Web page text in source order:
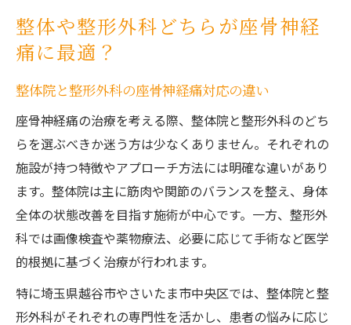
整体や整形外科どちらが座骨神経
痛に最適？
整体院と整形外科の座骨神経痛対応の違い
座骨神経痛の治療を考える際、整体院と整形外科のどち
らを選ぶべきか迷う方は少なくありません。それぞれの
施設が持つ特徴やアプローチ方法には明確な違いがあり
ます。整体院は主に筋肉や関節のバランスを整え、身体
全体の状態改善を目指す施術が中心です。一方、整形外
科では画像検査や薬物療法、必要に応じて手術など医学
的根拠に基づく治療が行われます。
特に埼玉県越谷市やさいたま市中央区では、整体院と整
形外科がそれぞれの専門性を活かし、患者の悩みに応じ